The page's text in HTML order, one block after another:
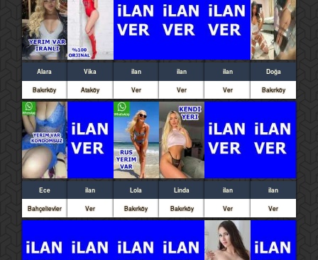
Alara
Bakırköy
Vika
Ataköy
ilan
Ver
ilan
Ver
ilan
Ver
Doğa
Bakırköy
Ece
Bahçelievler
ilan
Ver
Lola
Bakırköy
Linda
Bakırköy
ilan
Ver
ilan
Ver